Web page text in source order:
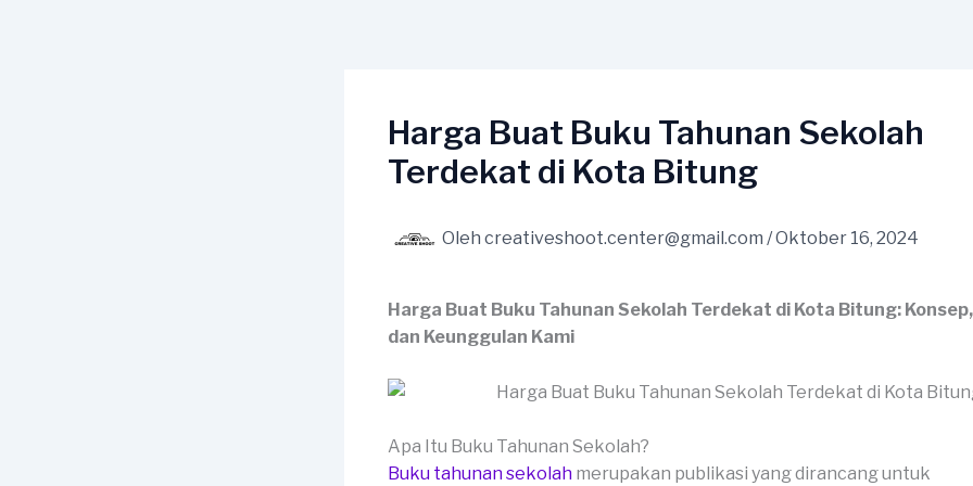
Harga Buat Buku Tahunan Sekolah
Terdekat di Kota Bitung
Oleh creativeshoot.center@gmail.com /Oktober 16, 2024
Harga Buat Buku Tahunan Sekolah Terdekat di Kota Bitung:
dan Keunggulan Kami
Apa Itu Buku Tahunan Sekolah?
Buku tahunan sekolah merupakan publikasi yang dirancang untuk